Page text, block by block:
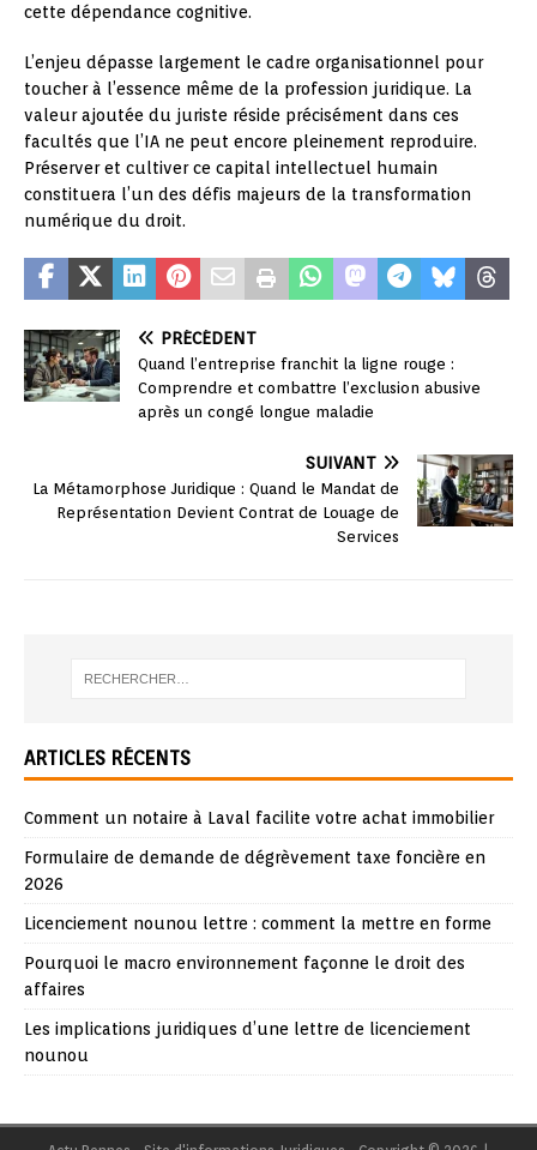
cette dépendance cognitive.
L’enjeu dépasse largement le cadre organisationnel pour
toucher à l’essence même de la profession juridique. La
valeur ajoutée du juriste réside précisément dans ces
facultés que l’IA ne peut encore pleinement reproduire.
Préserver et cultiver ce capital intellectuel humain
constituera l’un des défis majeurs de la transformation
numérique du droit.
PRÉCÉDENT
Quand l’entreprise franchit la ligne rouge :
Comprendre et combattre l’exclusion abusive
après un congé longue maladie
SUIVANT
La Métamorphose Juridique : Quand le Mandat de
Représentation Devient Contrat de Louage de
Services
ARTICLES RÉCENTS
Comment un notaire à Laval facilite votre achat immobilier
Formulaire de demande de dégrèvement taxe foncière en
2026
Licenciement nounou lettre : comment la mettre en forme
Pourquoi le macro environnement façonne le droit des
affaires
Les implications juridiques d’une lettre de licenciement
nounou